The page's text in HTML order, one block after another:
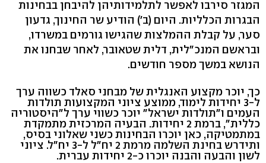
המגזר סירבו לאפשר לתלמידותיהן להיבחן בבחינות
הבגרות הכלליות. היום (ב') הודיע שר החינוך, גדעון
סער, על קבלת ההמלצות שהגישו גורמים במשרדו,
ובראשם המנכ"לית, דלית שטאובר, לאחר שבחנו את
הנושא במשך מספר חודשים.
כך, יוכר מקצוע האנגלית של מבחני סאלד כשווה ערך
ל-3 יחידות לימוד, ממוצע ציוני המקצועות תולדות
העמים ו"תולדות ישראל" יוכר כשווי ערך ל"היסטוריה
כללית", ברמת 2 יחידות. הבעיה המרכזית מתמקדת
במתמטיקה, כאן יוכרו הבחינות כשני שאלוני בסיס,
ותידרש בחינת השלמה מרמת 2 יח"ל ל-3 יח"ל. ציוני
לשון והבעה והבנה יוכרו כ-2 יחידות עברית.